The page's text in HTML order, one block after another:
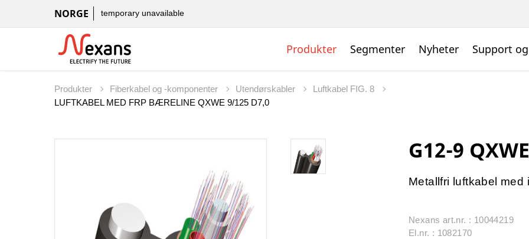
NORGE temporary unavailable
Produkter Segmenter Nyheter Support
Produkter Fiberkabel og -komponenter Utendørskabler
Luftkabel FIG. 8
LUFTKABEL MED FRP BÆRELINE QXWE 9/125 D7,0
G12-9
Metallfri luftkabel med
Nexans art.nr. : 10044219
El.nr. : 1082170